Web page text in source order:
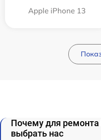
Apple iPhone 13
Почему для ремонта
выбрать нас